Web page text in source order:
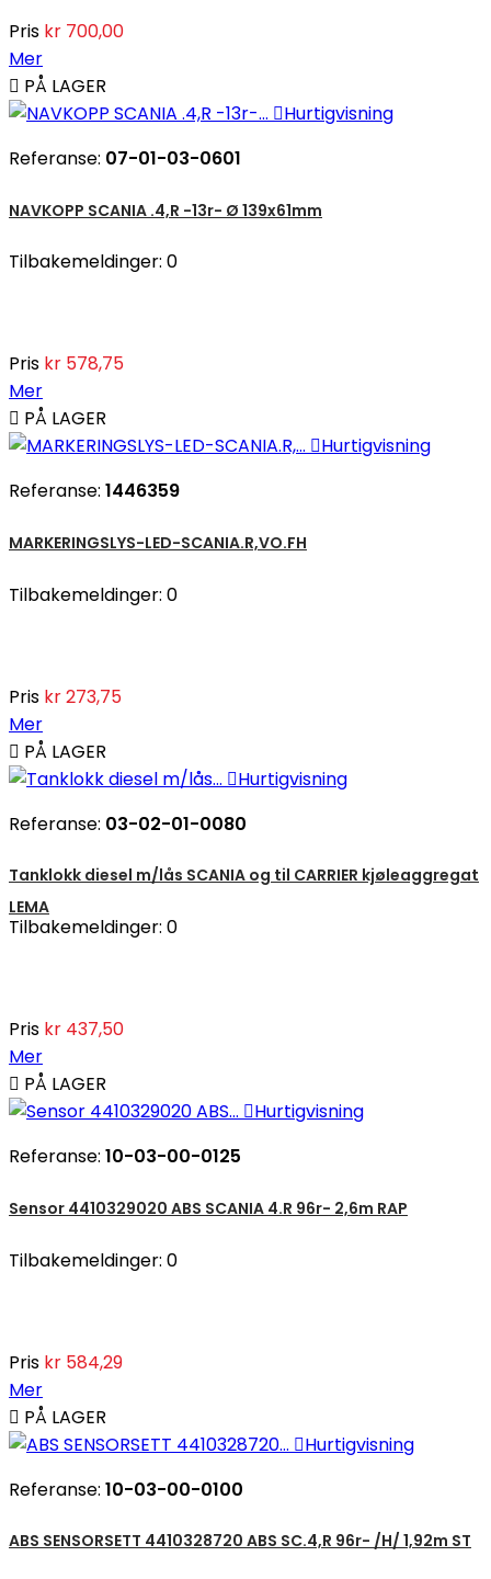
Pris kr 700,00
Mer
 PÅ LAGER
Hurtigvisning
Referanse: 07-01-03-0601
NAVKOPP SCANIA .4,R -13r- Ø 139x61mm
Tilbakemeldinger: 0
Pris kr 578,75
Mer
 PÅ LAGER
Hurtigvisning
Referanse: 1446359
MARKERINGSLYS-LED-SCANIA.R,VO.FH
Tilbakemeldinger: 0
Pris kr 273,75
Mer
 PÅ LAGER
Hurtigvisning
Referanse: 03-02-01-0080
Tanklokk diesel m/lås SCANIA og til CARRIER kjøleaggregat
LEMA
Tilbakemeldinger: 0
Pris kr 437,50
Mer
 PÅ LAGER
Hurtigvisning
Referanse: 10-03-00-0125
Sensor 4410329020 ABS SCANIA 4.R 96r- 2,6m RAP
Tilbakemeldinger: 0
Pris kr 584,29
Mer
 PÅ LAGER
Hurtigvisning
Referanse: 10-03-00-0100
ABS SENSORSETT 4410328720 ABS SC.4,R 96r- /H/ 1,92m ST